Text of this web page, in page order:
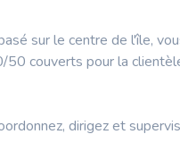
sur le centre de l'île,
50 couverts pour la
dirigez et